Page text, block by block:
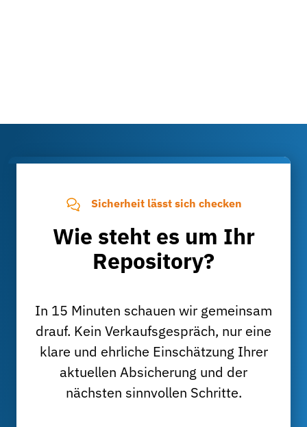
Sicherheit lässt sich checken
Wie steht es um Ihr
Repository?
In 15 Minuten schauen wir gemeinsam
drauf. Kein Verkaufsgespräch, nur eine
klare und ehrliche Einschätzung Ihrer
aktuellen Absicherung und der
nächsten sinnvollen Schritte.